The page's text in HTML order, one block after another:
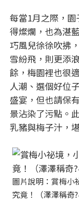
每當1月之際，
得燦爛，也為湛
巧風兒徐徐吹拂
雪紛飛，則更添
餘，梅園裡也很
人潮、選個好位
盛宴，但也請保
景沾染了污點。
乳豬與梅子汁，
圖片說明：賞梅小
究竟！（澤澤稱奇?